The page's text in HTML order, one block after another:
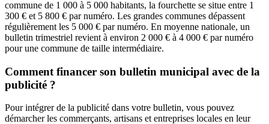
commune de 1 000 à 5 000 habitants, la fourchette se situe entre 1
300 € et 5 800 € par numéro. Les grandes communes dépassent
régulièrement les 5 000 € par numéro. En moyenne nationale, un
bulletin trimestriel revient à environ 2 000 € à 4 000 € par numéro
pour une commune de taille intermédiaire.
Comment financer son bulletin municipal avec de la
publicité ?
Pour intégrer de la publicité dans votre bulletin, vous pouvez
démarcher les commerçants, artisans et entreprises locales en leur